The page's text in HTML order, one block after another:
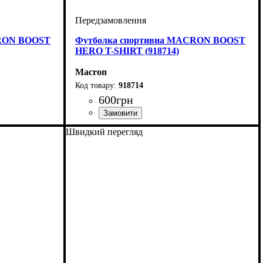
BOOST
Футболка спортивна MACRON BOOST
HERO T-SHIRT (918714)
Macron
918714
600грн
Стать: Дитяче, Унісекс, Чоловічий
Виробник: Macron
Колір: Бордовий
Швидкий перегляд